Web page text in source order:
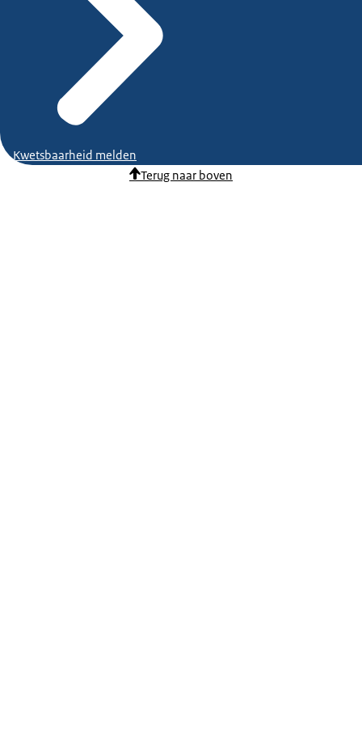
Kwetsbaarheid melden
Terug naar boven